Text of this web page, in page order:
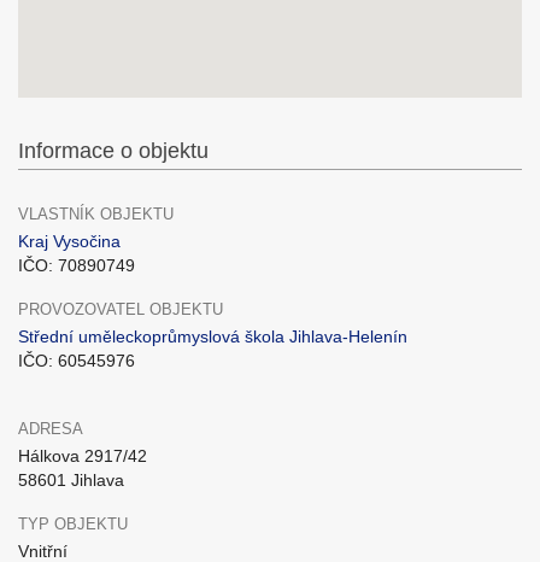
Informace o objektu
VLASTNÍK OBJEKTU
Kraj Vysočina
IČO: 70890749
PROVOZOVATEL OBJEKTU
Střední uměleckoprůmyslová škola Jihlava-Helenín
IČO: 60545976
ADRESA
Hálkova 2917/42
58601 Jihlava
TYP OBJEKTU
Vnitřní